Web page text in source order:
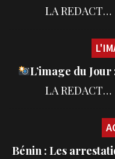
LA REDACTION
L’image du
LA REDACTION
Bénin : Les